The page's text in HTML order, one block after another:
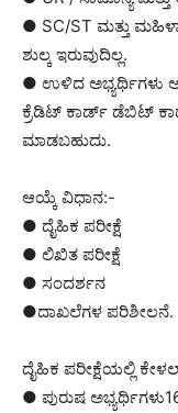
● SC/ST ಮತ್ತು
ಶುಲ್ಕ ಇರುವುದಿಲ್ಲ.
● ಉಳಿದ ಅಭ್ಯರ್ಥಿಗಳು
ಕ್ರೆಡಿಟ್ ಕಾರ್ಡ್ ಡೆಬಿಟ್
ಮಾಡಬಹುದು.
ಆಯ್ಕೆ ವಿಧಾನ:-
● ದೈಹಿಕ ಪರೀಕ್ಷೆ
● ಲಿಖಿತ ಪರೀಕ್ಷೆ
● ಸಂದರ್ಶನ
●ದಾಖಲೆಗಳ ಪರಿಶೀಲನೆ.
ದೈಹಿಕ ಪರೀಕ್ಷೆಯಲ್ಲಿ
● ಪುರುಷ